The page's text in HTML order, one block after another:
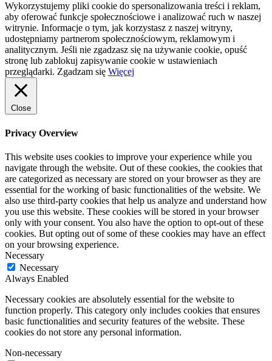
Wykorzystujemy pliki cookie do spersonalizowania treści i reklam,
aby oferować funkcje społecznościowe i analizować ruch w naszej
witrynie. Informacje o tym, jak korzystasz z naszej witryny,
udostępniamy partnerom społecznościowym, reklamowym i
analitycznym. Jeśli nie zgadzasz się na używanie cookie, opuść
stronę lub zablokuj zapisywanie cookie w ustawieniach
przeglądarki. Zgadzam się Więcej
Close
Privacy Overview
This website uses cookies to improve your experience while you
navigate through the website. Out of these cookies, the cookies that
are categorized as necessary are stored on your browser as they are
essential for the working of basic functionalities of the website. We
also use third-party cookies that help us analyze and understand how
you use this website. These cookies will be stored in your browser
only with your consent. You also have the option to opt-out of these
cookies. But opting out of some of these cookies may have an effect
on your browsing experience.
Necessary
Necessary
Always Enabled
Necessary cookies are absolutely essential for the website to
function properly. This category only includes cookies that ensures
basic functionalities and security features of the website. These
cookies do not store any personal information.
Non-necessary